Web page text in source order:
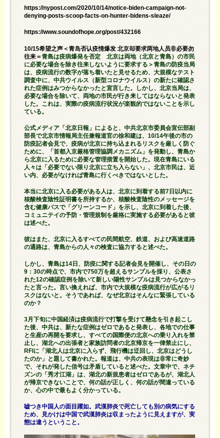
https://nypost.com/2020/10/14/notice-biden-campaign-not-
denying-posts-scoop-facts-on-hunter-bidens-sleaze/
https://www.soundofhope.org/post/432166
10/15希望之声＜青岛否认疫情爆发 北京却要求两地人员非必要勿
往来＝青島は疫病爆発を否定 北京は両地（北京と青島）の市民
に必要な場合を除き往来しないように要求する＞青島の防疫当局
は、疫病流行の数字が落ち着いたと見せるため、大規模なテスト
調査中に、中共ウイルス（新型コロナウイルス）の新たに確認さ
れた症例はみつからなかったと宣言した。しかし、北京当局は、
必要な場合を除いて、両地の市民が行き来してはならないと発表
した。これは、実際の疫病流行状況が楽観的ではないことを示し
ている。
公式メディア「北京日報」によると、中共北京市委員会宣伝部副
部長で北京市情報局主任兼報道官の徐和建は、10/14午後の市の
防疫記者会見で、疫病が北京に持ち込まれるリスクを厳しく防ぐ
ために、「首都入京厳格管理協調メカニズム」を発動し、青島か
ら北京に入るために必要な管理措置を開始した。現在青島にいる
人々は「必要でない限り北京に立ち入らない」、北京市民は、近
い内、必要がなければ青島に行くべきではないとした。
本当に北京に入る必要がある人は、北京に到着する前7日以内に
核酸検査陰性証明書を所持するか、核酸検査陰性のメッセージを
含む健康パスで「グリーンコード」を示し、北京に到着した後、
コミュニテイの予防・管理規制を厳格に実施する必要があると彼
は述べた。
彼はまた、北京に入るすべての民間航空、鉄道、および高速道路
の通路は、青島からの人々の検査に協力すると述べた。
しかし、青島は14日、防疫に関する記者会見を開催し、その日の
9：30の時点で、市内で750万を超えるサンプルを採り、公表さ
れた12の確認症例を除いて新しい陽性サンプルは見つからなかっ
たと言った。言い換えれば、市内で大規模な疫病流行が広がるリ
スクはないと。そうであれば、なぜ北京はそんなに緊張している
のか？
3月下旬に中国経済は疫病流行で打撃を受けて懸念を引き起こし
た後、中共は、新たな症例はゼロであると発表し、各地での仕事
と生産の再開を要求し、すべての国際便の北京への乗り入れを禁
止し、湖北への出張者と家族訪問者の北京帰京を一律禁止にし、
RFIに「湖北人は北京に入らず、飛行機は迂回し、北京はどうし
たのか」と題して書かれた。報道は、中共の表現は非常に奇妙
で、それが発した信号は矛盾していると述べた。文章中で、ネチ
ズンの「秀才江湖」は、湖北の新規患者はゼロであるが、湖北人
が帰京できないことで、何の話が正しく、何の話が間違っている
か、心の中で最もよく分かっている。
嘘つき中国人の面目躍如。武漢肺炎で死亡しても別の病気にする
ため、見かけは中国で武漢肺炎は収まったように見えますが、実
態は違うということ。